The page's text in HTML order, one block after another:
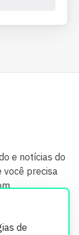
de
e notícias do
você precisa